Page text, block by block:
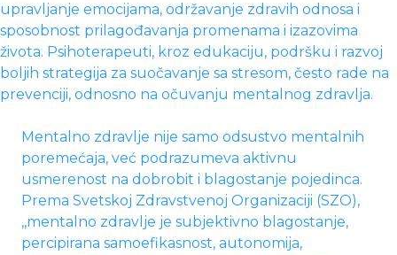
upravljanje emocijama, održavanje zdravih odnosa i
sposobnost prilagođavanja promenama i izazovima
života. Psihoterapeuti, kroz edukaciju, podršku i razvoj
boljih strategija za suočavanje sa stresom, često rade na
prevenciji, odnosno na očuvanju mentalnog zdravlja.
Mentalno zdravlje nije samo odsustvo mentalnih
poremećaja, već podrazumeva aktivnu
usmerenost na dobrobit i blagostanje pojedinca.
Prema Svetskoj Zdravstvenoj Organizaciji (SZO),
,,mentalno zdravlje je subjektivno blagostanje,
percipirana samoefikasnost, autonomija,